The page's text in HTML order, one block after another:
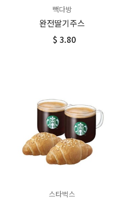
빽다방
완전딸기주스
$ 3.80
스타벅스